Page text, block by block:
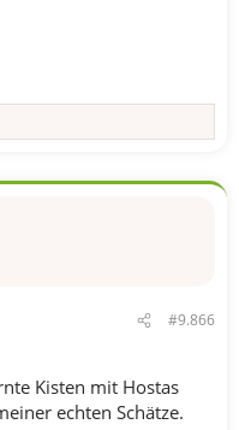
#9.866
Kisten mit Hostas
echten Schätze.